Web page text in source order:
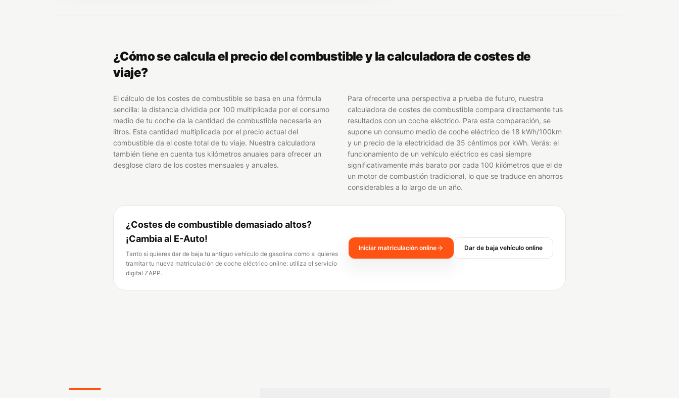
¿Cómo se calcula el precio del combustible y la calculadora de costes de
viaje?
El cálculo de los costes de combustible se basa en una fórmula
sencilla: la distancia dividida por 100 multiplicada por el consumo
medio de tu coche da la cantidad de combustible necesaria en
litros. Esta cantidad multiplicada por el precio actual del
combustible da el coste total de tu viaje. Nuestra calculadora
también tiene en cuenta tus kilómetros anuales para ofrecer un
desglose claro de los costes mensuales y anuales.
Para ofrecerte una perspectiva a prueba de futuro, nuestra
calculadora de costes de combustible compara directamente tus
resultados con un coche eléctrico. Para esta comparación, se
supone un consumo medio de coche eléctrico de 18 kWh/100km
y un precio de la electricidad de 35 céntimos por kWh. Verás: el
funcionamiento de un vehículo eléctrico es casi siempre
significativamente más barato por cada 100 kilómetros que el de
un motor de combustión tradicional, lo que se traduce en ahorros
considerables a lo largo de un año.
¿Costes de combustible demasiado altos?
¡Cambia al E-Auto!
Tanto si quieres dar de baja tu antiguo vehículo de gasolina como si quieres
tramitar tu nueva matriculación de coche eléctrico online: utiliza el servicio
digital ZAPP.
Iniciar matriculación online Dar de baja vehículo online